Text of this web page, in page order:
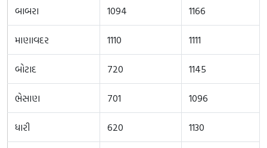
બાબરા 1094 1166
માણાવદર 1110 1111
બોટાદ 720 1145
ભેસાણ 701 1096
ધારી 620 1130